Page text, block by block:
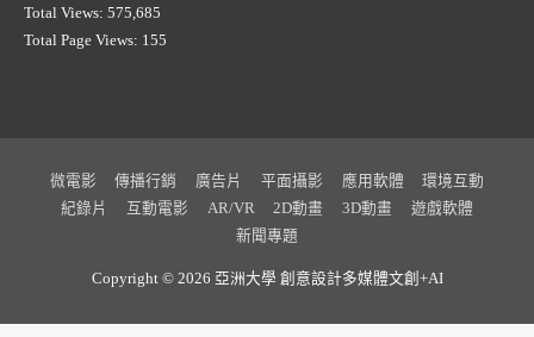
Total Views: 575,685
Total Page Views: 155
微電影 傳播行銷 廣告片 平面攝影 應用軟體
環境互動
紀錄片
互動電影 AR/VR 2D動畫 3D動畫
遊戲軟體
新聞專題
Copyright © 2026 亞洲大學 創意設計多媒體文創+AI